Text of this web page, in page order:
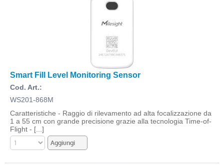
Smart Fill Level Monitoring Sensor
Cod. Art.:
WS201-868M
Caratteristiche - Raggio di rilevamento ad alta focalizzazione da
1 a 55 cm con grande precisione grazie alla tecnologia Time-of-
Flight - [...]